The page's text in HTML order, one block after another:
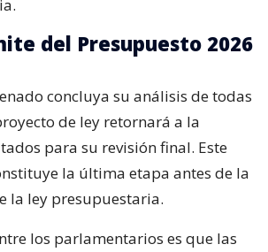
del Presupuesto 2026
concluya su análisis de todas
de ley retornará a la
para su revisión final. Este
la última etapa antes de la
la ley presupuestaria.
los parlamentarios es que las